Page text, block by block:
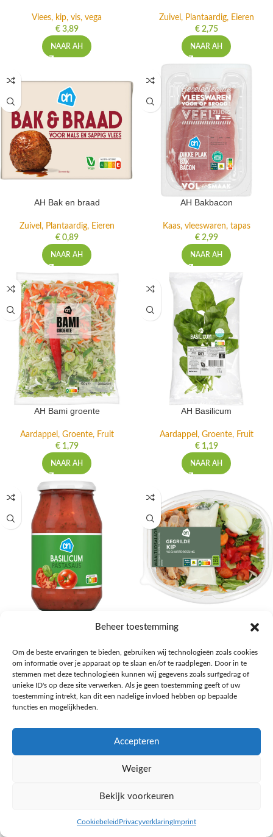
Beheer toestemming
Om de beste ervaringen te bieden, gebruiken wij technologieën zoals cookies
om informatie over je apparaat op te slaan en/of te raadplegen. Door in te
stemmen met deze technologieën kunnen wij gegevens zoals surfgedrag of
unieke ID's op deze site verwerken. Als je geen toestemming geeft of uw
toestemming intrekt, kan dit een nadelige invloed hebben op bepaalde
functies en mogelijkheden.
Accepteren
Weiger
Bekijk voorkeuren
Cookiebeleid PrivacyverklaringImprint
Vlees, kip, vis, vega
€3,89
NAAR AH
Zuivel, Plantaardig, Eieren
€2,75
NAAR AH
AH Bak en braad
Zuivel, Plantaardig, Eieren
€0,89
NAAR AH
AH Bakbacon
Kaas, vleeswaren, tapas
€2,99
NAAR AH
AH Bami groente
Aardappel, Groente, Fruit
€1,79
NAAR AH
AH Basilicum
Aardappel, Groente, Fruit
€1,19
NAAR AH
€1,59
NAAR AH
Salades,Pizza, Maaltijden
€3,39
NAAR AH